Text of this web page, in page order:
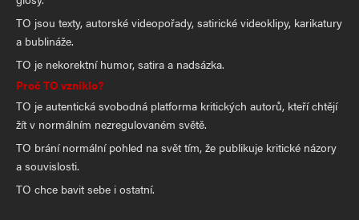
TO jsou texty, autorské videopořady, satirické videoklipy, karikatury
a bublináže.
TO je nekorektní humor, satira a nadsázka.
Proč TO vzniklo?
TO je autentická svobodná platforma kritických autorů, kteří chtějí
žít v normálním nezregulovaném světě.
TO brání normální pohled na svět tím, že publikuje kritické názory
a souvislosti.
TO chce bavit sebe i ostatní.